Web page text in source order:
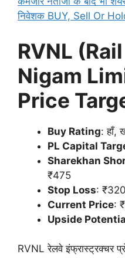
निवेशक BUY, Sell Or
RVNL
Nigam
Price
Buy Rating: हाँ,
PL Capital
Sharekhan
₹475
Stop Loss:
Current Price:
Upside
RVNL रेलवे इंफ्रास्ट्रक्चर